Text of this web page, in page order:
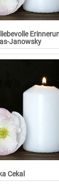
Janowsky
Cekal